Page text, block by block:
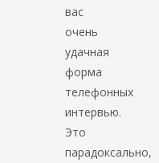
вас
очень
удачная
форма
телефонных
интервью.
Это
парадоксально,